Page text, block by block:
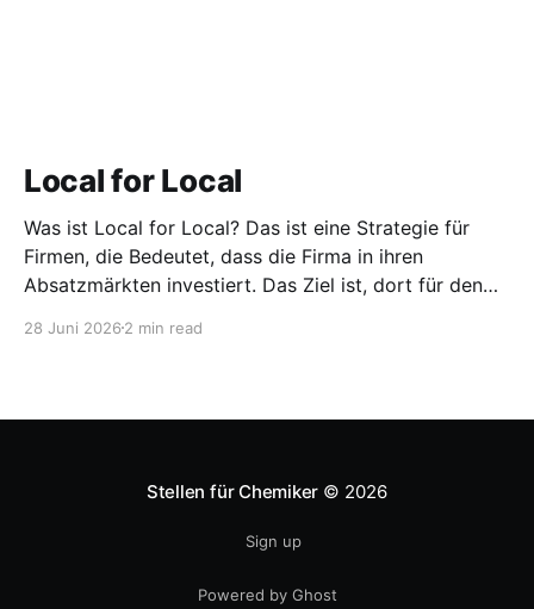
Local for Local
Was ist Local for Local? Das ist eine Strategie für
Firmen, die Bedeutet, dass die Firma in ihren
Absatzmärkten investiert. Das Ziel ist, dort für den
entwickeln. Diese Strategie ist von Toyota bekannt,
28 Juni 2026 2 min read
Stellen für Chemiker © 2026
Sign up
Powered by Ghost